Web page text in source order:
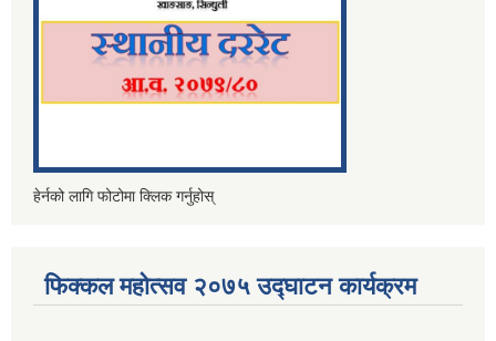
हेर्नको लागि फोटोमा क्लिक गर्नुहोस्
फिक्कल महोत्सव २०७५ उद्घाटन कार्यक्रम